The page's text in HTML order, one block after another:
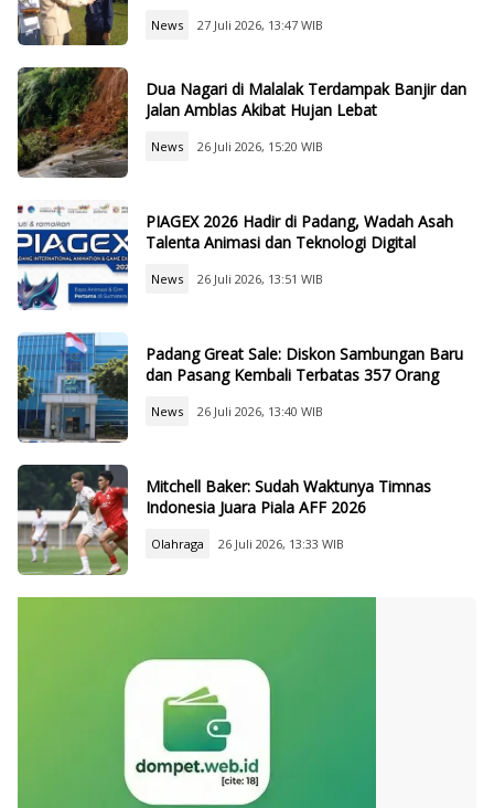
News 27 Juli 2026, 13:47 WIB
Dua Nagari di Malalak Terdampak Banjir dan
Jalan Amblas Akibat Hujan Lebat
News 26 Juli 2026, 15:20 WIB
PIAGEX 2026 Hadir di Padang, Wadah Asah
Talenta Animasi dan Teknologi Digital
News 26 Juli 2026, 13:51 WIB
Padang Great Sale: Diskon Sambungan Baru
dan Pasang Kembali Terbatas 357 Orang
News 26 Juli 2026, 13:40 WIB
Mitchell Baker: Sudah Waktunya Timnas
Indonesia Juara Piala AFF 2026
Olahraga 26 Juli 2026, 13:33 WIB